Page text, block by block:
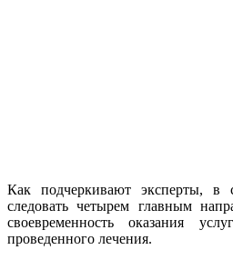
Как подчеркивают эксперты, в
следовать четырем главным
своевременность оказания
проведенного лечения.